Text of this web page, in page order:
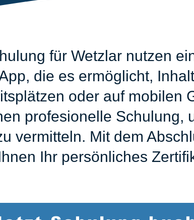
für Wetzlar nutzen
die es ermöglicht,
oder auf mobilen
profesionelle Schulung,
vermitteln. Mit dem
Ihr persönliches